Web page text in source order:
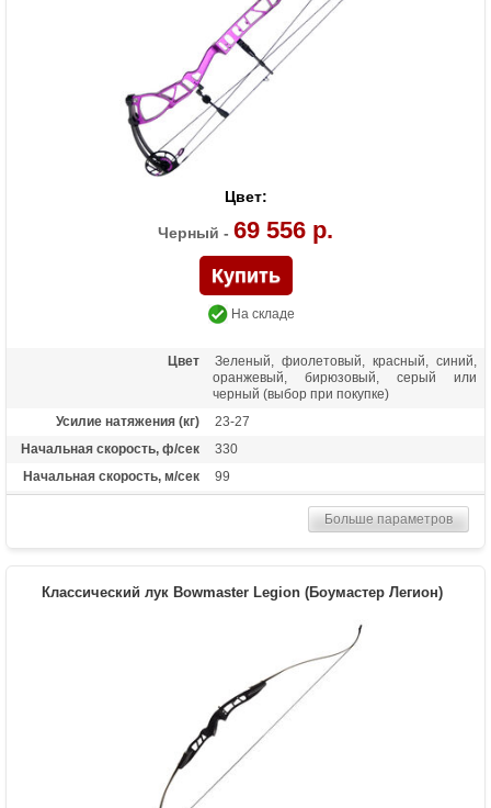
Развлечение, спорт
Цвет:
Черный - 69 556 р.
На складе
Цвет
Зеленый, фиолетовый, красный, синий,
оранжевый, бирюзовый, серый или
черный (выбор при покупке)
Усилие натяжения (кг)
23-27
Начальная скорость, ф/сек
330
Начальная скорость, м/сек
99
Высота базы (дюймы)
7.5
Рукоять - алюминий 6061-Т6, блоки -
алюминий 7075-Т6, тетива - нить BCY-X
Спорт, развлечение
Больше параметров
Классический лук Bowmaster Legion (Боумастер Легион)